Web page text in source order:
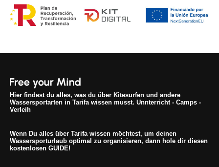
Hier findest du alles, was du über Kitesurfen und andere
Wassersportarten in Tarifa wissen musst. Unnterricht - Camps -
Verleih
Wenn Du alles über Tarifa wissen möchtest, um deinen
Wassersporturlaub optimal zu organisieren, dann hole dir diesen
kostenlosen GUIDE!